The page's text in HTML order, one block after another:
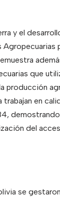
y el
que
producción
en
del
se